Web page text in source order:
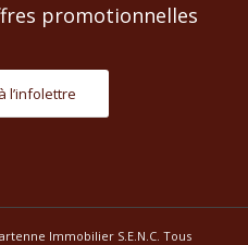
promotionnelles
l’infolettre
Immobilier S.E.N.C. Tous